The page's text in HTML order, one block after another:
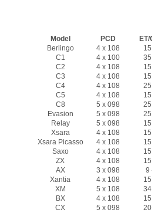
Model PCD
ET/
Berlingo
4 x 108
15 -
C1
4 x 100
35 -
C2
4 x 108
15 -
C3
4 x 108
15 -
C4
4 x 108
25 -
C5
4 x 108
15 -
C8
5 x 098
25 -
Evasion
5 x 098
25 -
Relay
5 x 098
15 -
Xsara
4 x 108
15 -
Xsara Picasso
4 x 108
15 -
Saxo
4 x 108
15 -
ZX
4 x 108
15 -
AX
3 x 098
9 -
Xantia
4 x 108
15 -
XM
5 x 108
34 -
BX
4 x 108
15 -
CX
5 x 098 20 -